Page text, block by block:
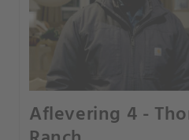
Aflevering 4 -